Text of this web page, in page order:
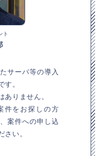
ト
サーバ等の導入
。
りません。
件をお探しの方
案件への申し込
い。